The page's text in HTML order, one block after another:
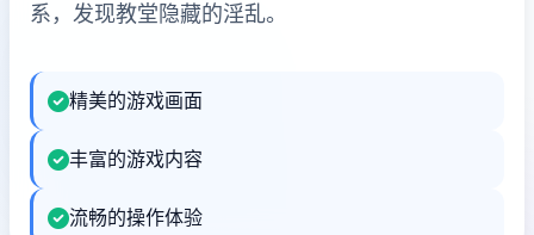
系，发现教堂隐藏的淫乱。
精美的游戏画面
丰富的游戏内容
流畅的操作体验